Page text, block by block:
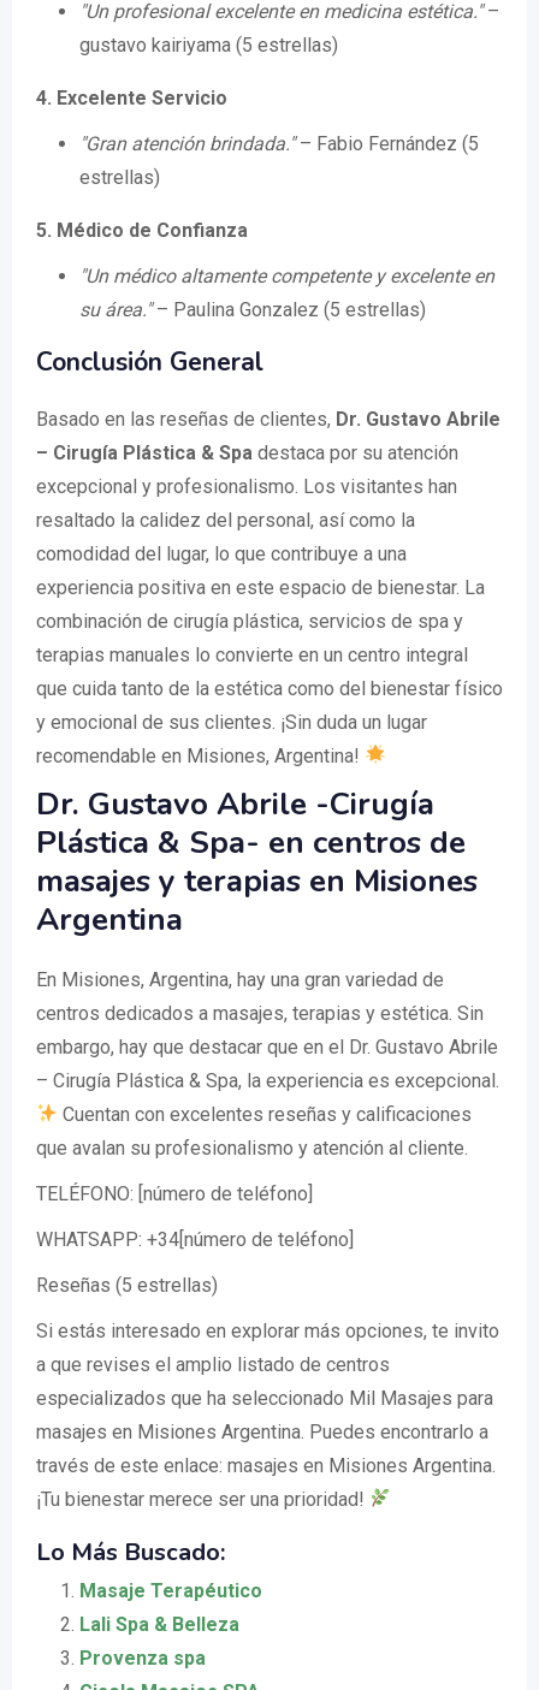
"Un profesional excelente en medicina estética."–
gustavo kairiyama (5 estrellas)
4. Excelente Servicio
"Gran atención brindada."– Fabio Fernández (5
estrellas)
5. Médico de Confianza
"Un médico altamente competente y excelente en
su área."– Paulina Gonzalez (5 estrellas)
Conclusión General
Basado en las reseñas de clientes, Dr. Gustavo Abrile
– Cirugía Plástica & Spa destaca por su atención
excepcional y profesionalismo. Los visitantes han
resaltado la calidez del personal, así como la
comodidad del lugar, lo que contribuye a una
experiencia positiva en este espacio de bienestar. La
combinación de cirugía plástica, servicios de spa y
terapias manuales lo convierte en un centro integral
que cuida tanto de la estética como del bienestar físico
y emocional de sus clientes. ¡Sin duda un lugar
recomendable en Misiones, Argentina!
Dr. Gustavo Abrile -Cirugía
Plástica & Spa- en centros de
masajes y terapias en Misiones
Argentina
En Misiones, Argentina, hay una gran variedad de
centros dedicados a masajes, terapias y estética. Sin
embargo, hay que destacar que en el Dr. Gustavo Abrile
– Cirugía Plástica & Spa, la experiencia es excepcional.
Cuentan con excelentes reseñas y calificaciones
que avalan su profesionalismo y atención al cliente.
TELÉFONO: [número de teléfono]
WHATSAPP: +34[número de teléfono]
Reseñas (5 estrellas)
Si estás interesado en explorar más opciones, te invito
a que revises el amplio listado de centros
especializados que ha seleccionado Mil Masajes para
masajes en Misiones Argentina. Puedes encontrarlo a
través de este enlace: masajes en Misiones Argentina.
¡Tu bienestar merece ser una prioridad!
Lo Más Buscado:
Masaje Terapéutico
Lali Spa & Belleza
Provenza spa